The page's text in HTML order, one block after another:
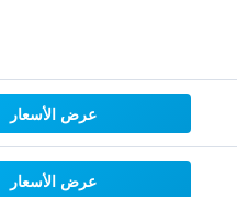
عرض الأسعار
عرض الأسعار